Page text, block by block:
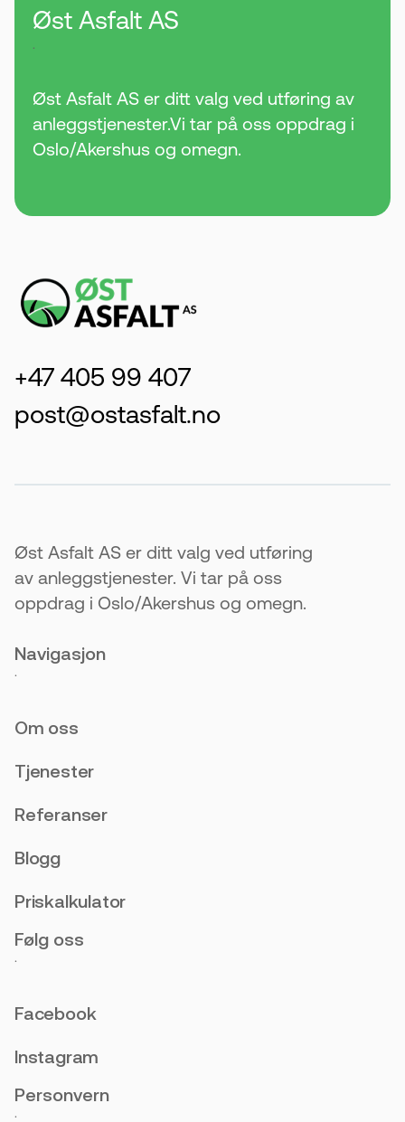
Øst Asfalt AS
.
Øst Asfalt AS er ditt valg ved utføring av
anleggstjenester.Vi tar på oss oppdrag i
Oslo/Akershus og omegn.
+47 405 99 407
post@ostasfalt.no
Øst Asfalt AS er ditt valg ved utføring
av anleggstjenester. Vi tar på oss
oppdrag i Oslo/Akershus og omegn.
Navigasjon
.
Om oss
Tjenester
Referanser
Blogg
Priskalkulator
Følg oss
.
Facebook
Instagram
Personvern
.